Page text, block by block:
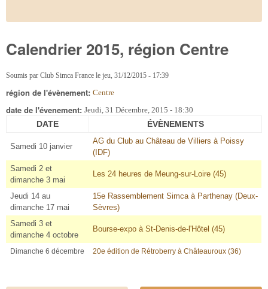
Calendrier 2015, région Centre
Soumis par Club Simca France le jeu, 31/12/2015 - 17:39
région de l'évènement: Centre
date de l'évenement: Jeudi, 31 Décembre, 2015 - 18:30
DATE ÉVÈNEMENTS
Samedi 10 janvier
AG du Club au Château de Villiers à Poissy
(IDF)
Samedi 2 et
dimanche 3 mai
Les 24 heures de Meung-sur-Loire (45)
Jeudi 14 au
dimanche 17 mai
15e Rassemblement Simca à Parthenay (Deux-
Sèvres)
Samedi 3 et
dimanche 4 octobre
Bourse-expo à St-Denis-de-l'Hôtel (45)
Dimanche 6 décembre 20e édition de Rétroberry à Châteauroux (36)